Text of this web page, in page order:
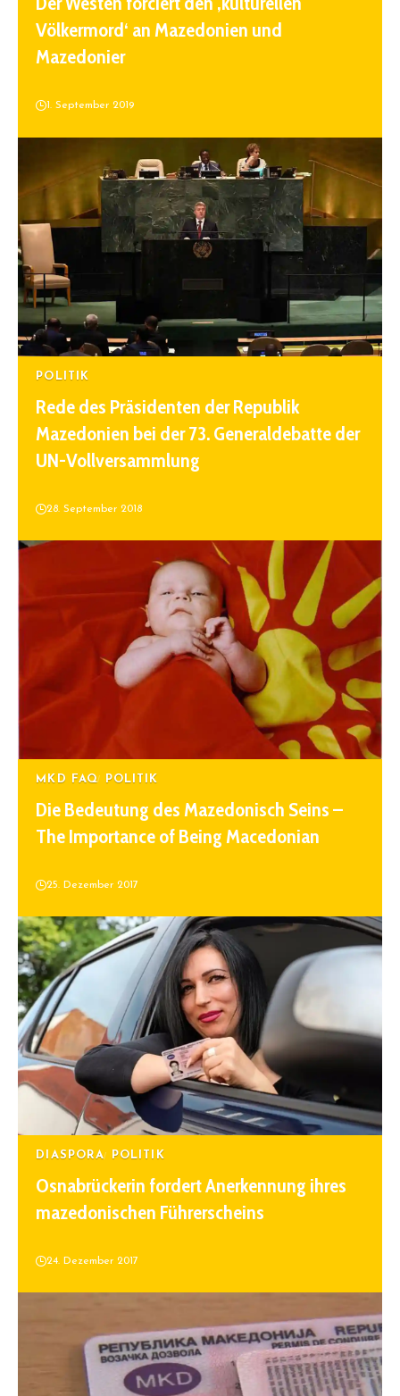
Völkermord‘ an Mazedonien und
Mazedonier
1. September 2019
POLITIK
Rede des Präsidenten der Republik
Mazedonien bei der 73. Generaldebatte der
UN-Vollversammlung
28. September 2018
MKD FAQ POLITIK
Die Bedeutung des Mazedonisch Seins –
The Importance of Being Macedonian
25. Dezember 2017
DIASPORA POLITIK
Osnabrückerin fordert Anerkennung ihres
mazedonischen Führerscheins
24. Dezember 2017